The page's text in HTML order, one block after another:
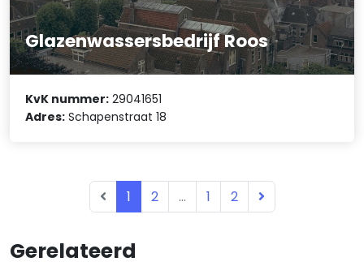
Gerelateerd
Glazenwassersbedrijf Roos
KvK nummer: 29041651
Adres: Schapenstraat 18
1 2 ... 1 2